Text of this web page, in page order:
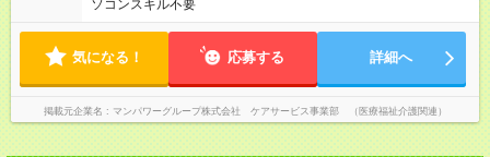
ソコンスキル不要
気になる！ 応募する 詳細へ
掲載元企業名 マンパワーグループ株式会社 ケアサービス事業部 （医療福祉介護関連）